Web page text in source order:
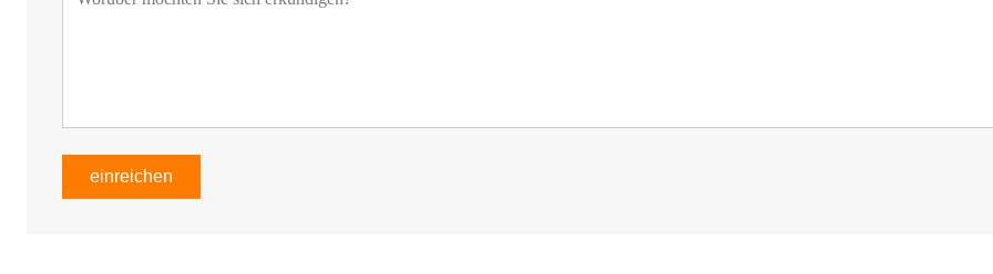
einreichen